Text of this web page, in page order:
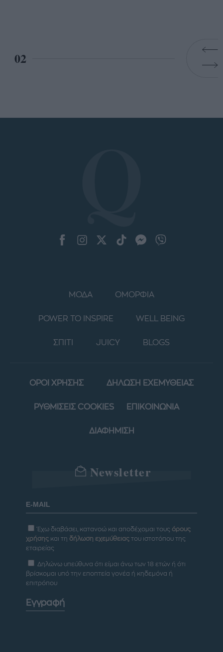
02
ΜΟΔΑ ΟΜΟΡΦΙΑ
POWER TO INSPIRE WELL BEING
ΣΠΙΤΙ JUICY BLOGS
ΟΡΟΙ ΧΡΗΣΗΣ ΔΗΛΩΣΗ ΕΧΕΜΥΘΕΙΑΣ
ΡΥΘΜΙΣΕΙΣ COOKIES ΕΠΙΚΟΙΝΩΝΙΑ
ΔΙΑΦΗΜΙΣΗ
Newsletter
Έχω διαβάσει, κατανοώ και αποδέχομαι τους όρους
χρήσης και τη δήλωση εχεμύθειας του ιστοτόπου της
εταιρείας
Δηλώνω υπεύθυνα ότι είμαι άνω των 18 ετών ή ότι
βρίσκομαι υπό την εποπτεία γονέα ή κηδεμόνα ή
επιτρόπου
Εγγραφή